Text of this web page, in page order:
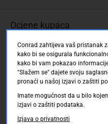
glatkom
dizajnu
Tanak
praktičan
Zaštita
Ocjene kupaca
Conrad zahtijeva vaš pristanak
kako bi se osigurala
kako bi vam pokazao
"Slažem se" dajete svoju
pronaći u našoj izjavi o zaštiti
Imate mogućnost da u bilo
izjavi o zaštiti podataka.
Izjava o privatnosti